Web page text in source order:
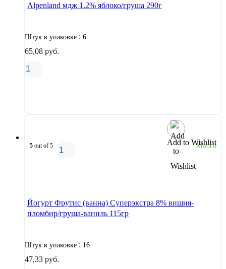
Alpenland мдж 1.2% яблоко/груша 290г
Штук в упаковке : 6
65,08 руб.
Add to Wishlist
5 out of 5 Много
Йогурт Фрутис (ванна) Суперэкстра 8% вишня-
пломбир/груша-ваниль 115гр
Штук в упаковке : 16
47,33 руб.